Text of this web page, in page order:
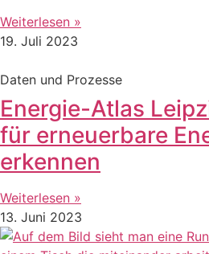
Weiterlesen »
19. Juli 2023
Daten und Prozesse
Energie-Atlas
für erneuerbare
erkennen
Weiterlesen »
13. Juni 2023